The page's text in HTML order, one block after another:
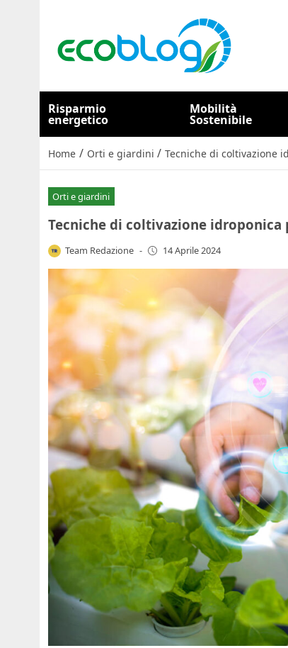
Risparmio
energetico
Mobilità
Sostenibile
Home / Orti e giardini / Tecniche di coltivazione
Orti e giardini
Tecniche di coltivazione idroponica
Team Redazione - 14 Aprile 2024